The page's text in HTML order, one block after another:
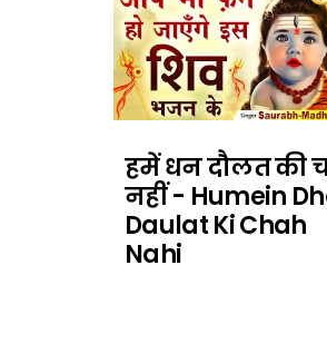
हमें धन दौलत की
नहीं - Humein
Daulat Ki Chah
Nahi